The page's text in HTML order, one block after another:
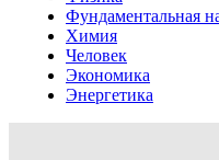
Фундаментальная
Химия
Человек
Экономика
Энергетика